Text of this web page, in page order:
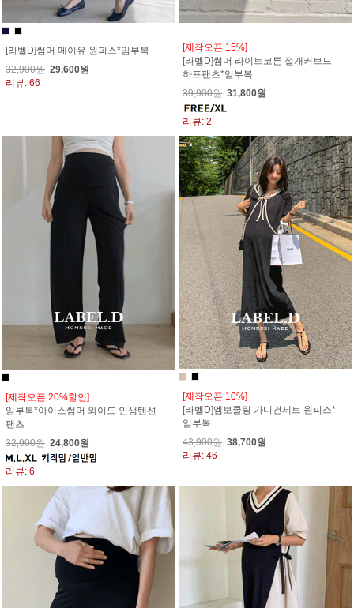
[라벨D]썸머 메이유 원피스*임부복
32,900원 29,600원
리뷰: 66
[제작오픈 15%]
[라벨D]썸머 라이트코튼 절개커브드
하프팬츠*임부복
39,900원 31,800원
리뷰: 2
[제작오픈 20%할인]
임부복*아이스썸머 와이드 인생텐션
팬츠
32,900원 24,800원
리뷰: 6
[제작오픈 10%]
[라벨D]엠보쿨링 가디건세트 원피스*
임부복
43,900원 38,700원
리뷰: 46